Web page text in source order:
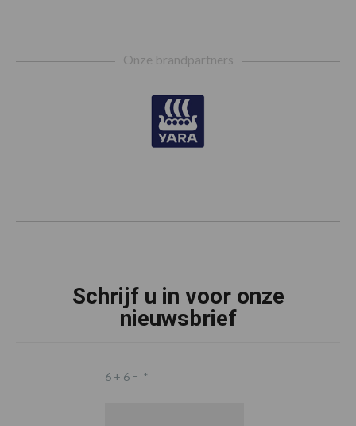
Onze brandpartners
Schrijf u in voor onze
nieuwsbrief
6 + 6 = *